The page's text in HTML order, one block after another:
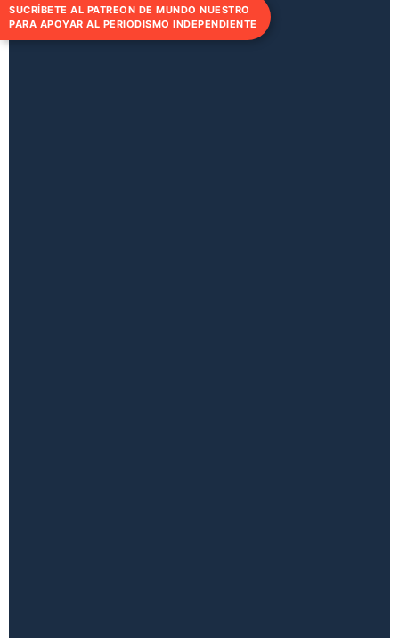
SUCRÍBETE AL PATREON DE MUNDO NUESTRO
PARA APOYAR AL PERIODISMO INDEPENDIENTE